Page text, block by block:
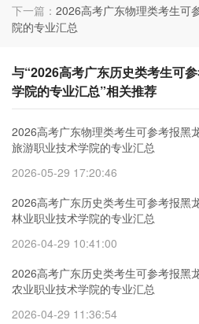
下一篇： 2026高考广东物理类考生可
院的专业汇总
与“2026高考广东历史类考生可
学院的专业汇总”相关推荐
2026高考广东物理类考生可参考报黑
旅游职业技术学院的专业汇总
2026-05-29 17:20:46
2026高考广东历史类考生可参考报黑
林业职业技术学院的专业汇总
2026-04-29 10:41:00
2026高考广东历史类考生可参考报黑
农业职业技术学院的专业汇总
2026-04-29 11:36:54